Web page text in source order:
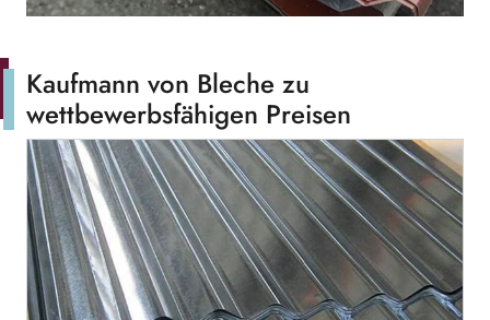
Kaufmann von Bleche zu
wettbewerbsfähigen Preisen